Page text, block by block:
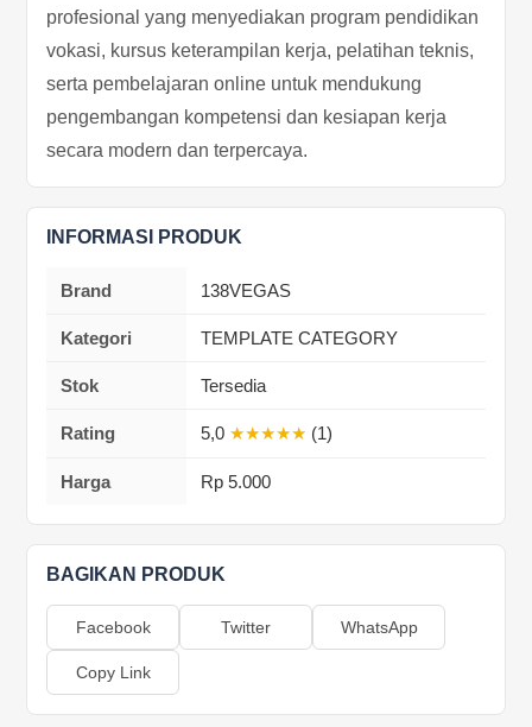
profesional yang menyediakan program pendidikan
vokasi, kursus keterampilan kerja, pelatihan teknis,
serta pembelajaran online untuk mendukung
pengembangan kompetensi dan kesiapan kerja
secara modern dan terpercaya.
INFORMASI PRODUK
Brand 138VEGAS
Kategori TEMPLATE CATEGORY
Stok Tersedia
Rating 5,0 ★★★★★ (1)
Harga Rp 5.000
BAGIKAN PRODUK
Facebook Twitter WhatsApp
Copy Link